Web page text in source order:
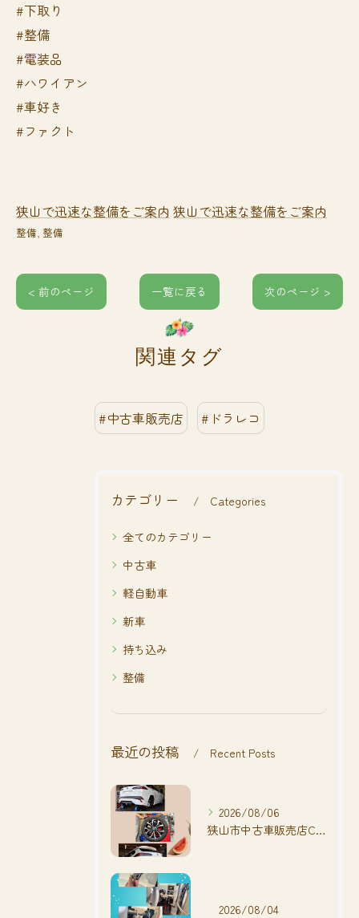
#下取り
#整備
#電装品
#ハワイアン
#車好き
#ファクト
狭山で迅速な整備をご案内 狭山で迅速な整備をご案内
整備 整備
< 前のページ 一覧に戻る 次のページ >
関連タグ
#中古車販売店 #ドラレコ
カテゴリー Categories
全てのカテゴリー
中古車
軽自動車
新車
持ち込み
整備
最近の投稿 Recent Posts
2026/08/06
狭山市中古車販売店CarShop FACT.🚗
2026/08/04